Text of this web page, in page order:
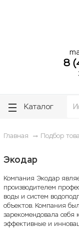
8
Каталог
Главная Подбор
Экодар
Компания Экодар
производителем
воды и систем
объектов. Компания
зарекомендовала
эффективные и